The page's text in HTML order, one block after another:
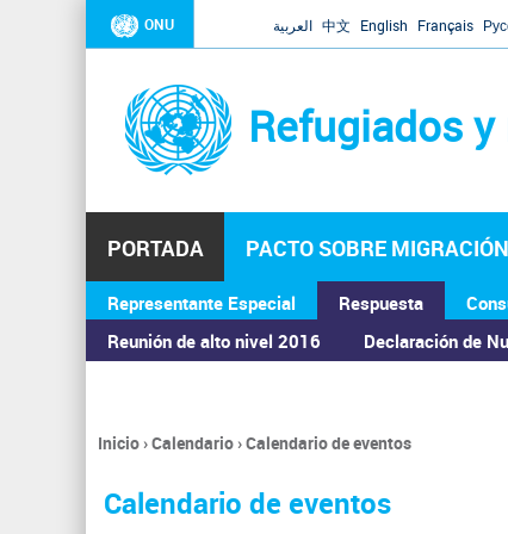
ONU العربية 中文 English Français
Refugiados
PORTADA PACTO SOBRE MIGRACIÓN
Representante Especial
Respuesta
Reunión de alto nivel 2016
Declaración de
ASAMBLEA GENERAL
Se
encuentra
usted
Inicio›Calendario›Calendario de eventos
Calendario de eventos